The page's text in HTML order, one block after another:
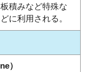
積みなど特殊な
に利用される。
）